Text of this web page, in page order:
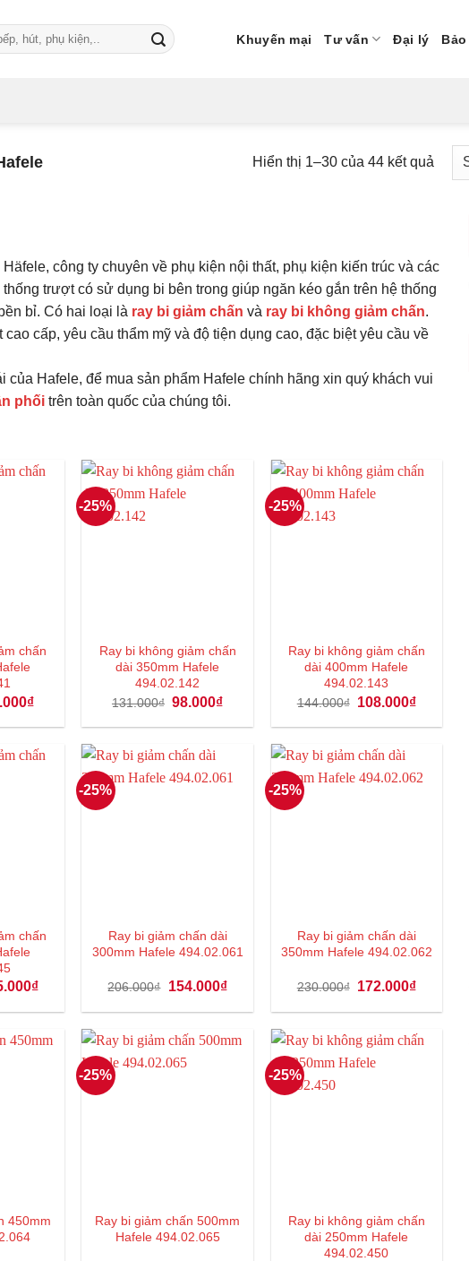
Khuyến mại Tư vấn Đại lý
Hiển thị 1–30 của 44 kết quả
công ty chuyên về phụ kiện nội thất, phụ kiện kiến ​​trúc và các
trượt có sử dụng bi bên trong giúp ngăn kéo gắn trên hệ thống
bỉ. Có hai loại là ray bi giảm chấn và ray bi không giảm chấn.
cấp, yêu cầu thẩm mỹ và độ tiện dụng cao, đặc biệt yêu cầu về
Hafele, để mua sản phẩm Hafele chính hãng xin quý khách vui
phối trên toàn quốc của chúng tôi.
chấn
₫Giá
tại
84.000₫.
-25%
Ray bi không giảm chấn
dài 350mm Hafele
494.02.142
131.000₫ Giá
là:
98.000₫Giá
tại
-25%
Ray bi không giảm chấn
dài 400mm Hafele
494.02.143
144.000₫ Giá
là:
108.000₫Giá
tại
chấn
₫Giá
tại
135.000₫.
-25%
Ray bi giảm chấn dài
300mm Hafele 494.02.061
206.000₫ Giá
là:
154.000₫Giá
tại
154.000₫.
-25%
Ray bi giảm chấn dài
350mm Hafele 494.02.062
230.000₫ Giá
là:
172.000₫Giá
tại
172.000₫.
450mm
-25%
Ray bi giảm chấn 500mm
Hafele 494.02.065
-25%
Ray bi không giảm chấn
dài 250mm Hafele
494.02.450